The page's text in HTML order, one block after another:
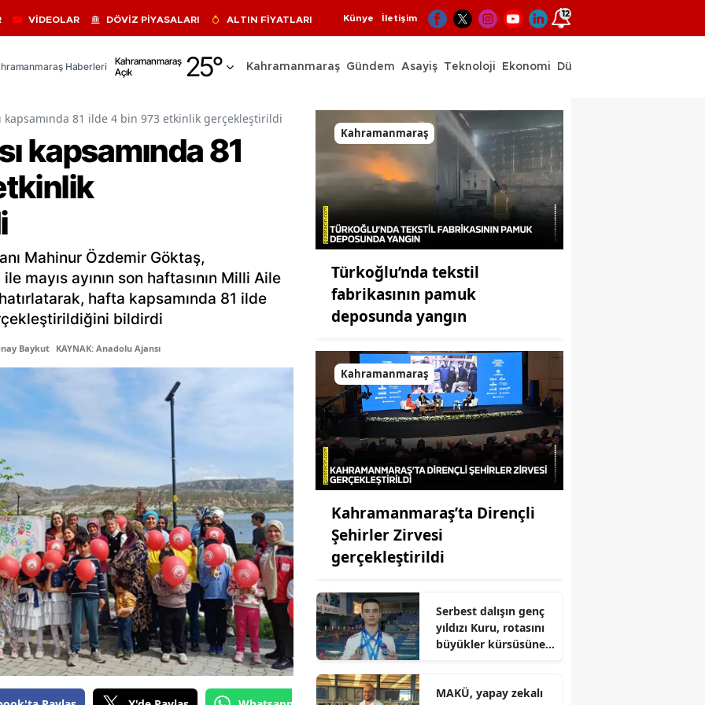
VİDEOLAR DÖVİZ PİYASALARI ALTIN FİYATLARI Künye İletişim 12
Haberleri
Kahramanmaraş
Açık
25°
Adıyaman
Afyonkarahisar
Ağrı
Artvin
Aydın
Bilecik
Bingöl
Burdur
Bursa
Çanakkale
Çankırı
Çorum
Denizli
Diyarbakır
Kahramanmaraş Gündem Asayiş Teknoloji Ekonomi Dünya
kapsamında 81 ilde 4 bin 973 etkinlik gerçekleştirildi
kapsamında 81
Mahinur Özdemir Göktaş,
mayıs ayının son haftasının Milli Aile
hafta kapsamında 81 ilde
bildirdi
Baykut KAYNAK: Anadolu Ajansı
Kahramanmaraş
Türkoğlu’nda tekstil
fabrikasının pamuk
deposunda yangın
Kahramanmaraş
Kahramanmaraş’ta Dirençli
Şehirler Zirvesi
gerçekleştirildi
Serbest dalışın genç
yıldızı Kuru, rotasını
büyükler kürsüsüne
MAKÜ, yapay zekalı